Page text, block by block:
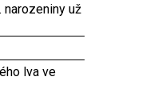
už
lva ve